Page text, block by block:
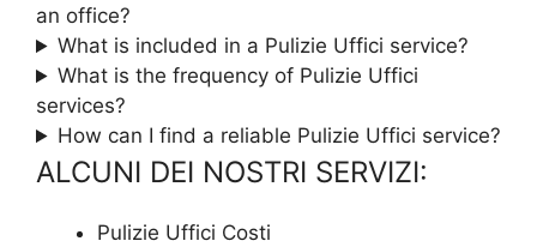
an office?
What is included in a Pulizie Uffici service?
What is the frequency of Pulizie Uffici
services?
How can I find a reliable Pulizie Uffici service?
ALCUNI DEI NOSTRI SERVIZI:
Pulizie Uffici Costi